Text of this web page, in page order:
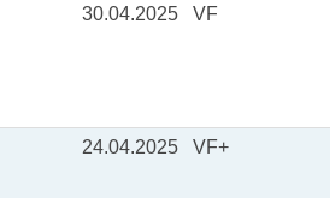
30.04.2025 VF
24.04.2025 VF+